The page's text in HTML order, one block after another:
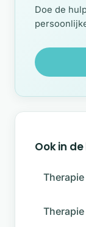
Doe de
Ook in